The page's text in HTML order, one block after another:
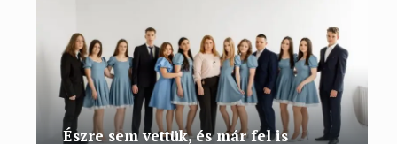
Észre sem vettük, és már fel is